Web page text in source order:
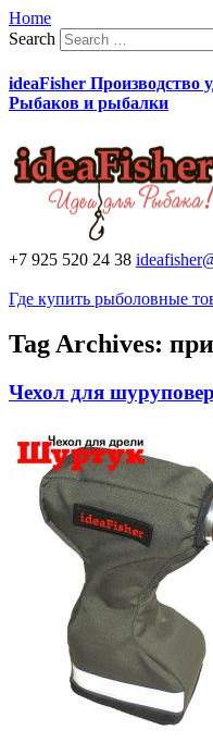
Home
Search
ideaFisher Производство
Рыбаков и рыбалки
+7 925 520 24 38
Где купить рыболовные
Tag Archives:
Чехол для